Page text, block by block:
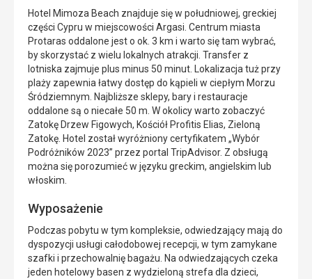
Hotel Mimoza Beach znajduje się w południowej, greckiej
części Cypru w miejscowości Argasi. Centrum miasta
Protaras oddalone jest o ok. 3 km i warto się tam wybrać,
by skorzystać z wielu lokalnych atrakcji. Transfer z
lotniska zajmuje plus minus 50 minut. Lokalizacja tuż przy
plaży zapewnia łatwy dostęp do kąpieli w ciepłym Morzu
Śródziemnym. Najbliższe sklepy, bary i restauracje
oddalone są o niecałe 50 m. W okolicy warto zobaczyć
Zatokę Drzew Figowych, Kościół Profitis Elias, Zieloną
Zatokę. Hotel został wyróżniony certyfikatem „Wybór
Podróżników 2023” przez portal TripAdvisor. Z obsługą
można się porozumieć w języku greckim, angielskim lub
włoskim.
Wyposażenie
Podczas pobytu w tym kompleksie, odwiedzający mają do
dyspozycji usługi całodobowej recepcji, w tym zamykane
szafki i przechowalnię bagażu. Na odwiedzających czeka
jeden hotelowy basen z wydzieloną strefa dla dzieci,